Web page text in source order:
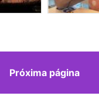
Próxima página